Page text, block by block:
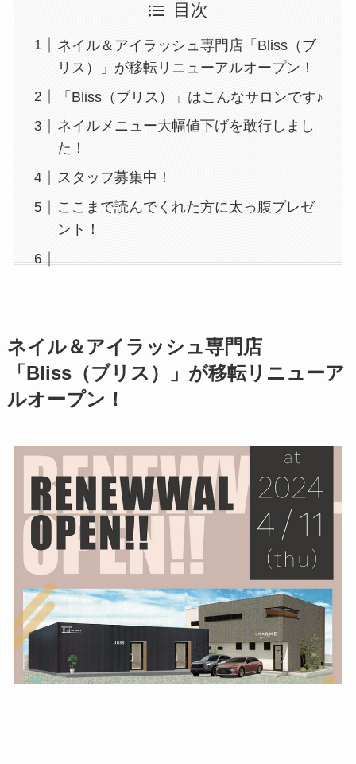
目次
ネイル＆アイラッシュ専門店「Bliss（ブ
リス）」が移転リニューアルオープン！
「Bliss（ブリス）」はこんなサロンです♪
ネイルメニュー大幅値下げを敢行しまし
た！
スタッフ募集中！
ここまで読んでくれた方に太っ腹プレゼ
ント！
ネイル＆アイラッシュ専門店
「Bliss（ブリス）」が移転リニューア
ルオープン！